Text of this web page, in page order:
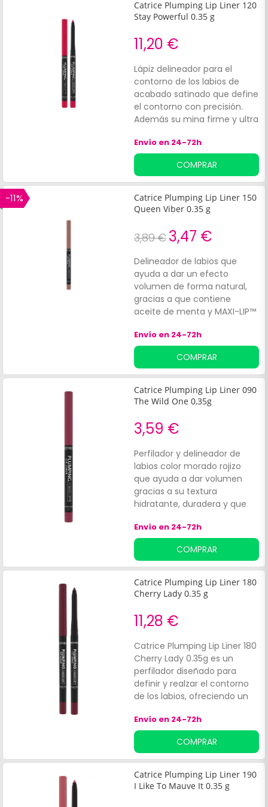
Catrice Plumping Lip Liner 120
Stay Powerful 0.35 g
11,20 €
Lápiz delineador para el
contorno de los labios de
acabado satinado que define
el contorno con precisión.
Además su mina firme y ultra
línea fácilmente. Su fórmula
enriquecida con aceite de
menta, es de alta
pigmentación por lo que se
puede utilizar como base de
la barra de labios para
Envío en 24-72h
COMPRAR
-11%
Catrice Plumping Lip Liner 150
Queen Viber 0.35 g
3,89 € 3,47 €
Delineador de labios que
ayuda a dar un efecto
volumen de forma natural,
gracias a que contiene
aceite de menta y MAXI-LIP™
ultra cremosa, resistente al
agua, hidratante y aporta un
acabado satinado de larga
duración.
Envío en 24-72h
COMPRAR
Catrice Plumping Lip Liner 090
The Wild One 0,35g
3,59 €
Perfilador y delineador de
labios color morado rojizo
que ayuda a dar volumen
gracias a su textura
hidratante, duradera y que
aplicación, ayuda a evitar
que la barra de labios y el
brillo labial se muevan.
Envío en 24-72h
COMPRAR
Catrice Plumping Lip Liner 180
Cherry Lady 0.35 g
11,28 €
Catrice Plumping Lip Liner 180
Cherry Lady 0.35g es un
perfilador diseñado para
definir y realzar el contorno
de los labios, ofreciendo un
larga duración. Su fórmula
vegana, enriquecida con
aceite de menta y el
complejo MAXI LIP™,
intensifica el color y
proporciona un efecto de
Envío en 24-72h
COMPRAR
Catrice Plumping Lip Liner 190
I Like To Mauve It 0.35 g